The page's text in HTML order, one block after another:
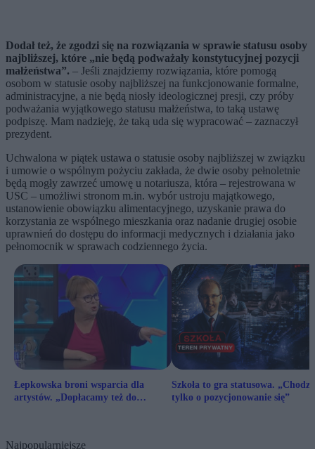
Dodał też, że zgodzi się na rozwiązania w sprawie statusu osoby
najbliższej, które „nie będą podważały konstytucyjnej pozycji
małżeństwa”. – Jeśli znajdziemy rozwiązania, które pomogą
osobom w statusie osoby najbliższej na funkcjonowanie formalne,
administracyjne, a nie będą niosły ideologicznej presji, czy próby
podważania wyjątkowego statusu małżeństwa, to taką ustawę
podpiszę. Mam nadzieję, że taką uda się wypracować – zaznaczył
prezydent.
Uchwalona w piątek ustawa o statusie osoby najbliższej w związku
i umowie o wspólnym pożyciu zakłada, że dwie osoby pełnoletnie
będą mogły zawrzeć umowę u notariusza, która – rejestrowana w
USC – umożliwi stronom m.in. wybór ustroju majątkowego,
ustanowienie obowiązku alimentacyjnego, uzyskanie prawa do
korzystania ze wspólnego mieszkania oraz nadanie drugiej osobie
uprawnień do dostępu do informacji medycznych i działania jako
pełnomocnik w sprawach codziennego życia.
Łepkowska broni wsparcia dla
artystów. „Dopłacamy też do
Szkoła to gra statusowa. „Chodzi
tylko o pozycjonowanie się”
Najpopularniejsze